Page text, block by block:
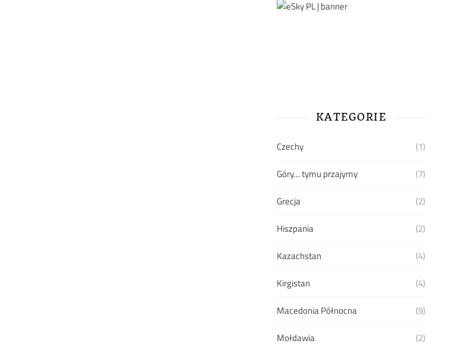
KATEGORIE
Czechy
(1)
Góry… tymu przajymy
(7)
Grecja
(2)
Hiszpania
(2)
Kazachstan
(4)
Kirgistan
(4)
Macedonia Północna
(9)
Mołdawia
(2)